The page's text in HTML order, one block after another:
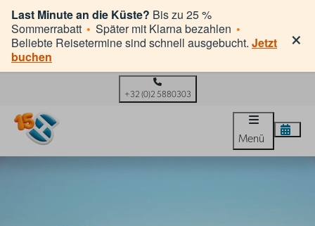
Last Minute an die Küste? Bis zu 25 %
Sommerrabatt • Später mit Klarna bezahlen •
Beliebte Reisetermine sind schnell ausgebucht. Jetzt
buchen
×
+32 (0)2 5880303
Menü